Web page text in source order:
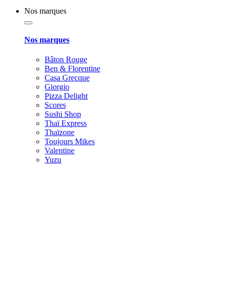
Nos marques
Nos marques
Bâton Rouge
Ben & Florentine
Casa Grecque
Giorgio
Pizza Delight
Scores
Sushi Shop
Thaï Express
Thaïzone
Toujours Mikes
Valentine
Yuzu